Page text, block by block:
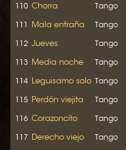
110 Chorra Tango
111 Mala entraña Tango
112 Jueves Tango
113 Media noche Tango
114 Leguisamo solo Tango
115 Perdón viejita Tango
116 Corazoncito Tango
117 Derecho viejo Tango